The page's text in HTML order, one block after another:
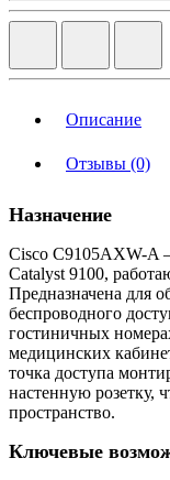
Описание
Отзывы (0)
Назначение
Cisco C9105AXW-A
Catalyst 9100,
Предназначена для
беспроводного
гостиничных
медицинских
точка доступа
настенную розетку,
пространство.
Ключевые